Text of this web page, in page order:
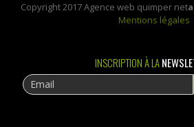
Copyright 2017 Agence web quimper net
Mentions légales
INSCRIPTION À LA